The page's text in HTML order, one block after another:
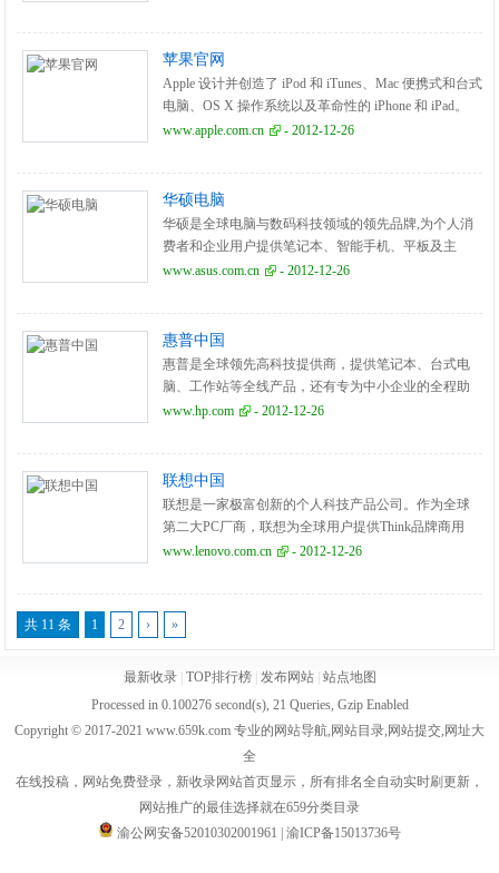
苹果官网
Apple 设计并创造了 iPod 和 iTunes、Mac 便携式和台式
电脑、OS X 操作系统以及革命性的 iPhone 和 iPad。
www.apple.com.cn
- 2012-12-26
华硕电脑
华硕是全球电脑与数码科技领域的领先品牌,为个人消
费者和企业用户提供笔记本、智能手机、平板及主
板、显卡、台式电脑等创新产品和应用方案。华硕笔
www.asus.com.cn - 2012-12-26
惠普中国
惠普是全球领先高科技提供商，提供笔记本、台式电
脑、工作站等全线产品，还有专为中小企业的全程助
力。
www.hp.com - 2012-12-26
联想中国
联想是一家极富创新的个人科技产品公司。作为全球
第二大PC厂商，联想为全球用户提供Think品牌商用
PC、Idea品牌消费PC、服务器、工作站以及包括平板
www.lenovo.com.cn - 2012-12-26
共 11 条 1 2 › »
最新收录| TOP排行榜| 发布网站| 站点地图
Processed in 0.100276 second(s), 21 Queries, Gzip Enabled
Copyright © 2017-2021 www.659k.com 专业的网站导航,网站目录,网站提交,网址大
全
在线投稿，网站免费登录，新收录网站首页显示，所有排名全自动实时刷更新，
网站推广的最佳选择就在659分类目录
渝公网安备52010302001961
渝ICP备15013736号